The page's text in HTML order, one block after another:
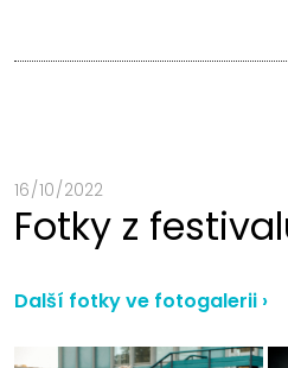
16 / 10 / 2022
Fotky z
Další fotky ve fotogalerii ›